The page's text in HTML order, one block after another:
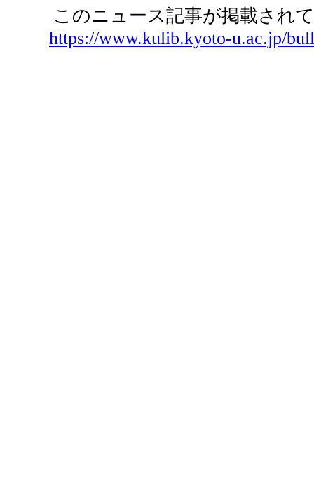
このニュース記事が掲載され
https://www.kulib.kyoto-u.ac.jp/